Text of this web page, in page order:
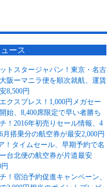
ース
トスタージャパン！東京・名古
阪ーマニラ便を順次就航、運賃
8,500円
クスプレス！1,000円メガセー
始、8,400席限定で早い者勝ち
！2016年初売りセール情報、4
月搭乗分の航空券が最安2,000円
！タイムセール、早期予約で名
台北便の航空券が片道最安
！宿泊予約促進キャンペーン、